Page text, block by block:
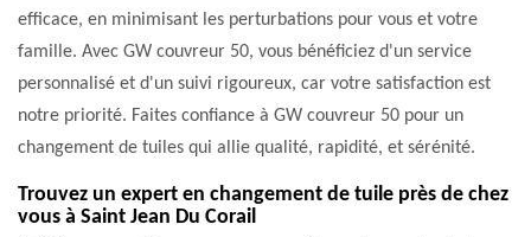
efficace, en minimisant les perturbations pour vous et votre
famille. Avec GW couvreur 50, vous bénéficiez d'un service
personnalisé et d'un suivi rigoureux, car votre satisfaction est
notre priorité. Faites confiance à GW couvreur 50 pour un
changement de tuiles qui allie qualité, rapidité, et sérénité.
Trouvez un expert en changement de tuile près de chez
vous à Saint Jean Du Corail